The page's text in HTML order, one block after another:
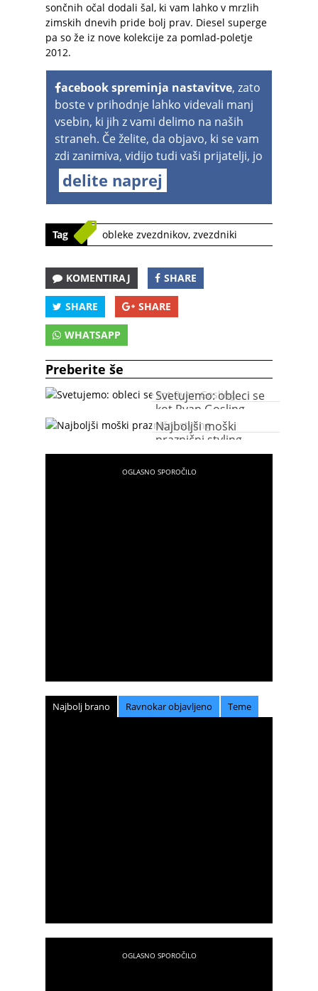
sončnih očal dodali šal, ki vam lahko v mrzlih
zimskih dnevih pride bolj prav. Diesel superge
pa so že iz nove kolekcije za pomlad-poletje
2012.
acebook spreminja nastavitve, zato
boste v prihodnje lahko videvali manj
vsebin, ki jih z vami delimo na naših
straneh. Če želite, da objavo, ki se vam
zdi zanimiva, vidijo tudi vaši prijatelji, jo
delite naprej
Tag obleke zvezdnikov, zvezdniki
KOMENTIRAJ SHARE
SHARE SHARE
WHATSAPP
Preberite še
Svetujemo: obleci se
kot Ryan Gosling
Najboljši moški
praznični styling
Najbolj brano Ravnokar objavljeno Teme